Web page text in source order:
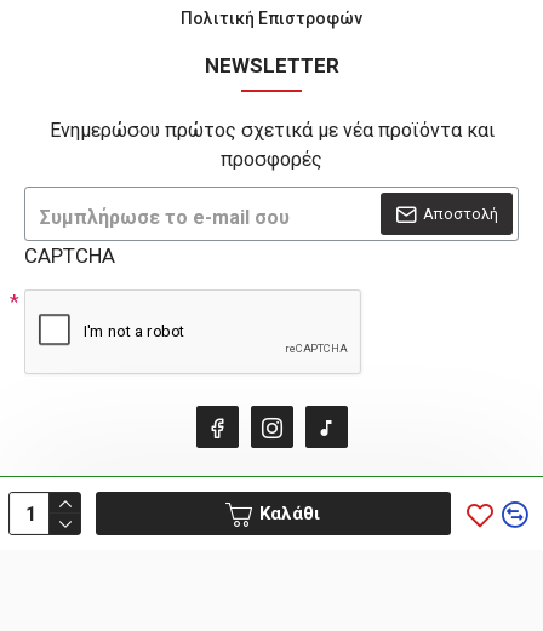
Καλάθι
Πολιτική Επιστροφών
NEWSLETTER
Ενημερώσου πρώτος σχετικά με νέα προϊόντα και
προσφορές
Αποστολή
CAPTCHA
HOSTED & SUPPORTED BY THINK - OPEN